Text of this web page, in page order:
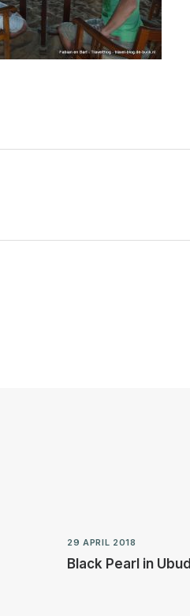
29 APRIL 2018
Black Pearl in Ubud